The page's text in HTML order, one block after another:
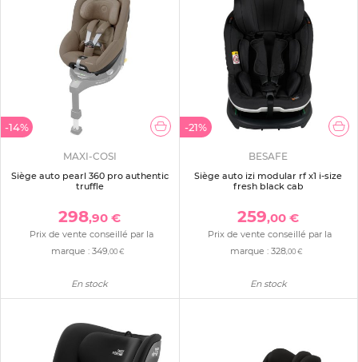
-14%
MAXI-COSI
Siège auto pearl 360 pro authentic
truffle
298,90 €
Prix de vente conseillé par la
marque :349 ,00 €
En stock
-21%
BESAFE
Siège auto izi modular rf x1 i-size
fresh black cab
259,00 €
Prix de vente conseillé par la
marque :328 ,00 €
En stock